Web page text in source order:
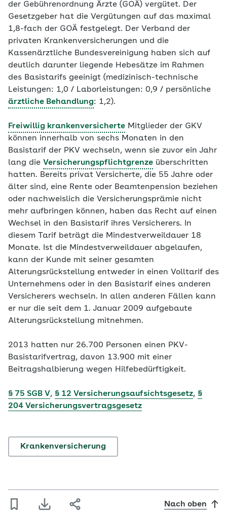
der Gebührenordnung Ärzte (GOÄ) vergütet. Der
Gesetzgeber hat die Vergütungen auf das maximal
1,8-fach der GOÄ festgelegt. Der Verband der
privaten Krankenversicherungen und die
Kassenärztliche Bundesvereinigung haben sich auf
deutlich darunter liegende Hebesätze im Rahmen
des Basistarifs geeinigt (medizinisch-technische
Leistungen: 1,0 / Laborleistungen: 0,9 / persönliche
ärztliche Behandlung: 1,2).
Freiwillig krankenversicherte Mitglieder der GKV
können innerhalb von sechs Monaten in den
Basistarif der PKV wechseln, wenn sie zuvor ein Jahr
lang die Versicherungspflichtgrenze überschritten
hatten. Bereits privat Versicherte, die 55 Jahre oder
älter sind, eine Rente oder Beamtenpension beziehen
oder nachweislich die Versicherungsprämie nicht
mehr aufbringen können, haben das Recht auf einen
Wechsel in den Basistarif ihres Versicherers. In
diesem Tarif beträgt die Mindestverweildauer 18
Monate. Ist die Mindestverweildauer abgelaufen,
kann der Kunde mit seiner gesamten
Alterungsrückstellung entweder in einen Volltarif des
Unternehmens oder in den Basistarif eines anderen
Versicherers wechseln. In allen anderen Fällen kann
er nur die seit dem 1. Januar 2009 aufgebaute
Alterungsrückstellung mitnehmen.
2013 hatten nur 26.700 Personen einen PKV-
Basistarifvertrag, davon 13.900 mit einer
Beitragshalbierung wegen Hilfebedürftigkeit.
§ 75 SGB V, § 12 Versicherungsaufsichtsgesetz, §
204 Versicherungsvertragsgesetz
Krankenversicherung
Nach oben